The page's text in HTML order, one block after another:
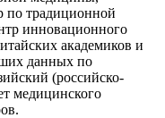
по традиционной
инновационного
академиков и
данных по
(российско-
медицинского